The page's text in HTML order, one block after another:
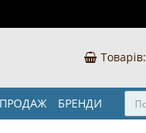
Товарів:
БРЕНДИ